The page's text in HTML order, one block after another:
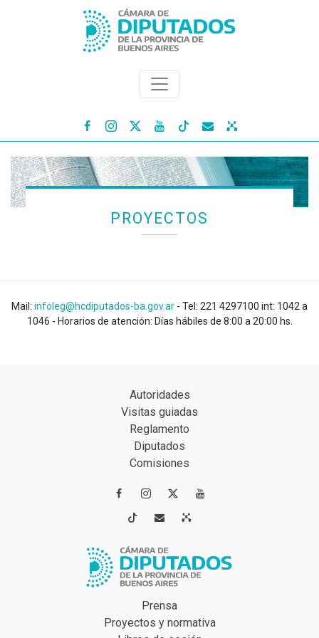
   
PROYECTOS
Mail: infoleg@hcdiputados-ba.gov.ar - Tel: 221 4297100 int: 1042 a
1046 - Horarios de atención: Días hábiles de 8:00 a 20:00 hs.
Autoridades
Visitas guiadas
Reglamento
Diputados
Comisiones
 
 
Prensa
Proyectos y normativa